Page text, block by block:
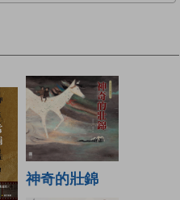
神奇的壯錦